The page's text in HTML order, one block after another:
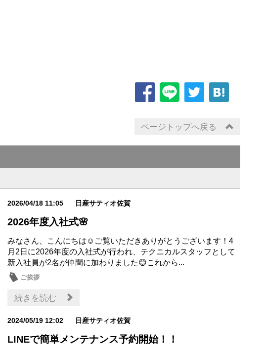
ページトップへ戻る
2026/04/18 11:05 日産サティオ佐賀
2026年度入社式🌸
みなさん、こんにちは☺ご覧いただきありがとうございます！4
月2日に2026年度の入社式が行われ、テクニカルスタッフとして
新入社員が2名が仲間に加わりました😊これから...
ご挨拶
続きを読む
2024/05/19 12:02 日産サティオ佐賀
LINEで簡単メンテナンス予約開始！！